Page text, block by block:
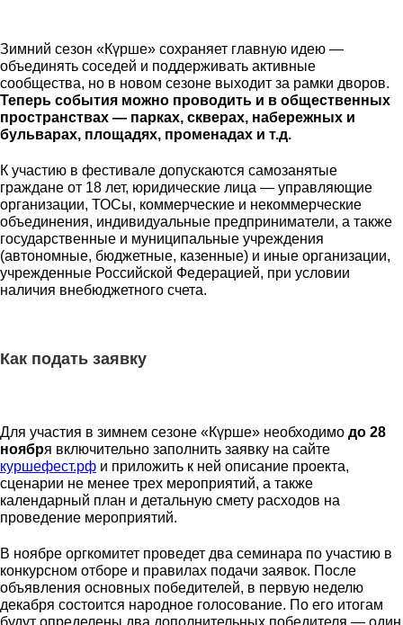
Зимний сезон «Күрше» сохраняет главную идею —
объединять соседей и поддерживать активные
сообщества, но в новом сезоне выходит за рамки дворов.
Теперь события можно проводить и в общественных
пространствах — парках, скверах, набережных и
бульварах, площадях, променадах и т.д.
К участию в фестивале допускаются самозанятые
граждане от 18 лет, юридические лица — управляющие
организации, ТОСы, коммерческие и некоммерческие
объединения, индивидуальные предприниматели, а также
государственные и муниципальные учреждения
(автономные, бюджетные, казенные) и иные организации,
учрежденные Российской Федерацией, при условии
наличия внебюджетного счета.
Как подать заявку
Для участия в зимнем сезоне «Күрше» необходимо до 28
ноября включительно заполнить заявку на сайте
куршефест.рф и приложить к ней описание проекта,
сценарии не менее трех мероприятий, а также
календарный план и детальную смету расходов на
проведение мероприятий.
В ноябре оргкомитет проведет два семинара по участию в
конкурсном отборе и правилах подачи заявок. После
объявления основных победителей, в первую неделю
декабря состоится народное голосование. По его итогам
будут определены два дополнительных победителя — один